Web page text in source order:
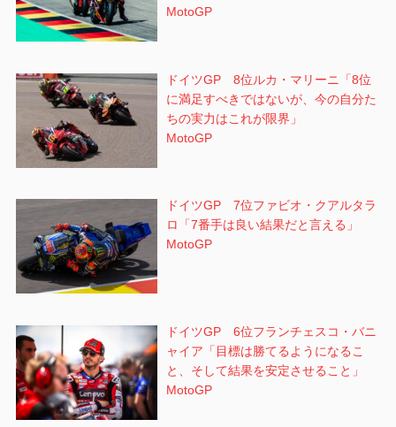
MotoGP
ドイツGP 8位ルカ・マリーニ「8位
に満足すべきではないが、今の自分た
ちの実力はこれが限界」
MotoGP
ドイツGP 7位ファビオ・クアルタラ
ロ「7番手は良い結果だと言える」
MotoGP
ドイツGP 6位フランチェスコ・バニ
ャイア「目標は勝てるようになるこ
と、そして結果を安定させること」
MotoGP